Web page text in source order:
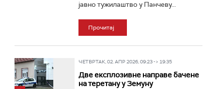
јавно тужилаштво у Панчеву...
Прочитај
ЧЕТВРТАК, 02. АПР 2026, 09:23 -> 19:35
Две експлозивне направе бачене
на теретану у Земуну